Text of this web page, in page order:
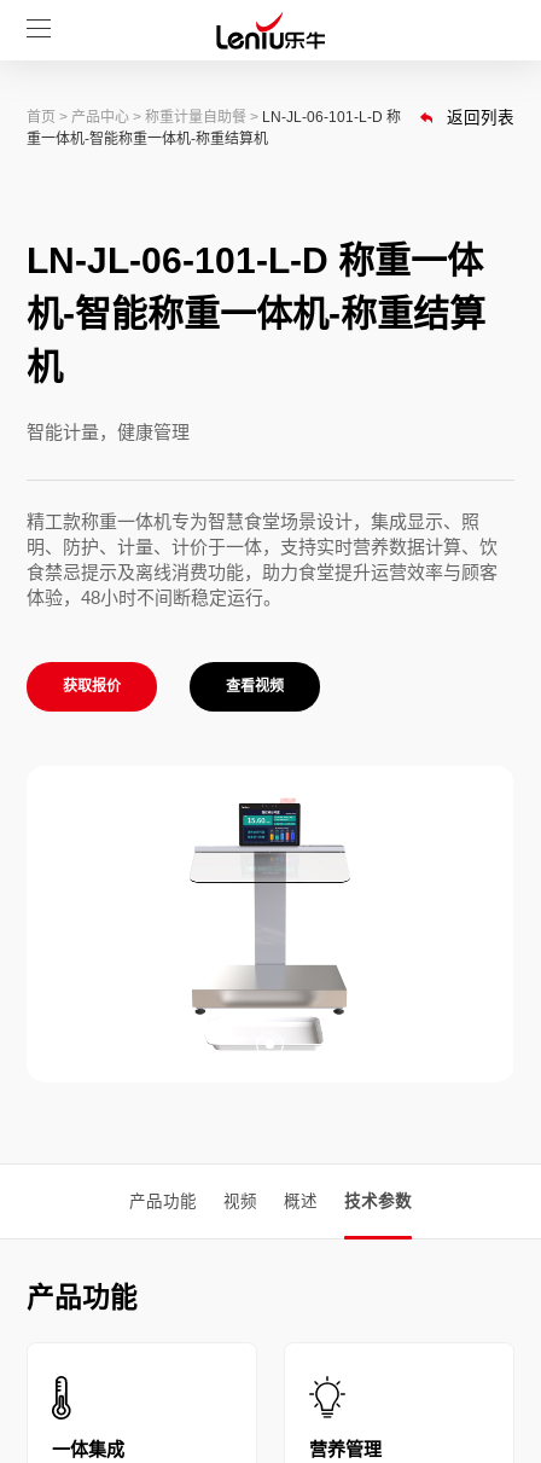
首页 > 产品中心 >称重计量自助餐 > LN-JL-06-101-L-D 称
重一体机-智能称重一体机-称重结算机
返回列表
LN-JL-06-101-L-D 称重一体
机-智能称重一体机-称重结算
机
智能计量，健康管理
精工款称重一体机专为智慧食堂场景设计，集成显示、照
明、防护、计量、计价于一体，支持实时营养数据计算、饮
食禁忌提示及离线消费功能，助力食堂提升运营效率与顾客
体验，48小时不间断稳定运行。
获取报价 查看视频
产品功能 视频 概述 技术参数
产品功能
一体集成 营养管理